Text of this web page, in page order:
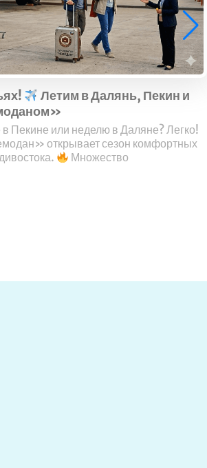
Летим в Далянь, Пекин и
Пекине или неделю в Даляне? Легко!
открывает сезон комфортных
Множество